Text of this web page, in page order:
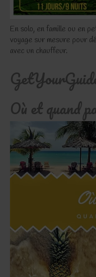
En solo, en famille ou en
voyage sur mesure pour
avec un chauffeur.
Où et quand